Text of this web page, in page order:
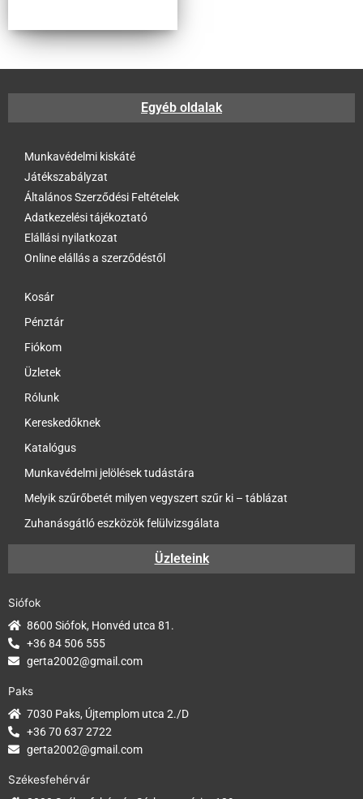
Egyéb oldalak
Munkavédelmi kiskáté
Játékszabályzat
Általános Szerződési Feltételek
Adatkezelési tájékoztató
Elállási nyilatkozat
Online elállás a szerződéstől
Kosár
Pénztár
Fiókom
Üzletek
Rólunk
Kereskedőknek
Katalógus
Munkavédelmi jelölések tudástára
Melyik szűrőbetét milyen vegyszert szűr ki – táblázat
Zuhanásgátló eszközök felülvizsgálata
Üzleteink
Siófok
8600 Siófok, Honvéd utca 81.
+36 84 506 555
gerta2002@gmail.com
Paks
7030 Paks, Újtemplom utca 2./D
+36 70 637 2722
gerta2002@gmail.com
Székesfehérvár